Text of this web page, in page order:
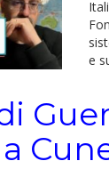
e